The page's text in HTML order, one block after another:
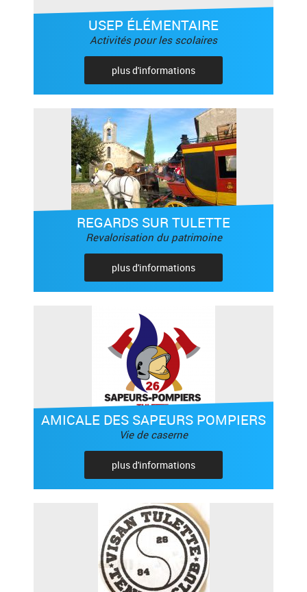
USEP ÉLÉMENTAIRE
Activités pour les scolaires
plus d'informations
REGARDS SUR TULETTE
Revalorisation du patrimoine
plus d'informations
AMICALE DES SAPEURS POMPIERS
Vie de caserne
plus d'informations